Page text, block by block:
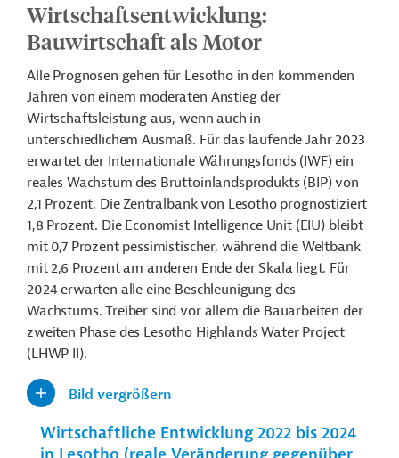
Wirtschaftsentwicklung:
Bauwirtschaft als Motor
Alle Prognosen gehen für Lesotho in den kommenden
Jahren von einem moderaten Anstieg der
Wirtschaftsleistung aus, wenn auch in
unterschiedlichem Ausmaß. Für das laufende Jahr 2023
erwartet der Internationale Währungsfonds (IWF) ein
reales Wachstum des Bruttoinlandsprodukts (BIP) von
2,1 Prozent. Die Zentralbank von Lesotho prognostiziert
1,8 Prozent. Die Economist Intelligence Unit (EIU) bleibt
mit 0,7 Prozent pessimistischer, während die Weltbank
mit 2,6 Prozent am anderen Ende der Skala liegt. Für
2024 erwarten alle eine Beschleunigung des
Wachstums. Treiber sind vor allem die Bauarbeiten der
zweiten Phase des Lesotho Highlands Water Project
(LHWP II).
Bild vergrößern